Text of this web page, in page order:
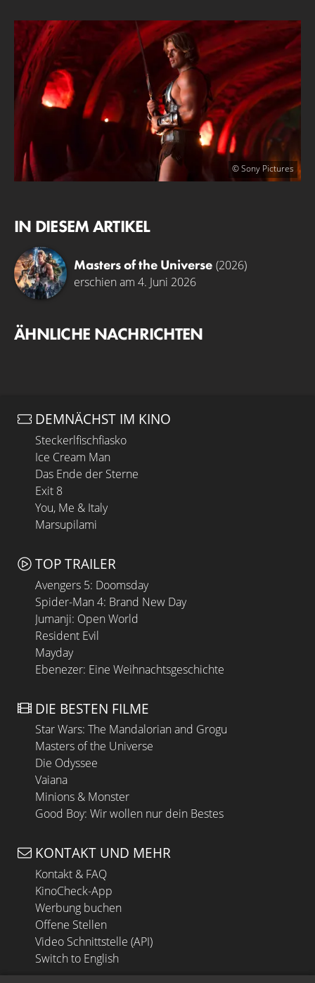
© Sony Pictures
IN DIESEM ARTIKEL
Masters of the Universe (2026)
erschien am 4. Juni 2026
ÄHNLICHE NACHRICHTEN
DEMNÄCHST IM KINO
Steckerlfischfiasko
Ice Cream Man
Das Ende der Sterne
Exit 8
You, Me & Italy
Marsupilami
TOP TRAILER
Avengers 5: Doomsday
Spider-Man 4: Brand New Day
Jumanji: Open World
Resident Evil
Mayday
Ebenezer: Eine Weihnachtsgeschichte
DIE BESTEN FILME
Star Wars: The Mandalorian and Grogu
Masters of the Universe
Die Odyssee
Vaiana
Minions & Monster
Good Boy: Wir wollen nur dein Bestes
KONTAKT UND MEHR
Kontakt & FAQ
KinoCheck-App
Werbung buchen
Offene Stellen
Video Schnittstelle (API)
Switch to English